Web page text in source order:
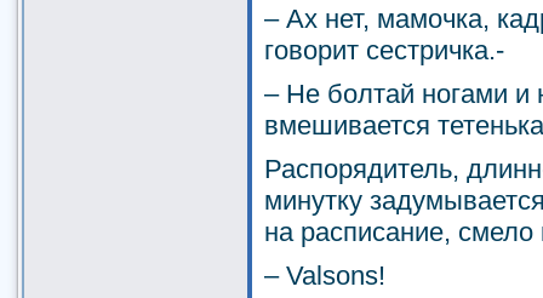
– Ах нет, мамочка,
говорит сестричка.-
– Не болтай ногами и
вмешивается
Распорядитель,
минутку
на расписание, смело
– Valsons!